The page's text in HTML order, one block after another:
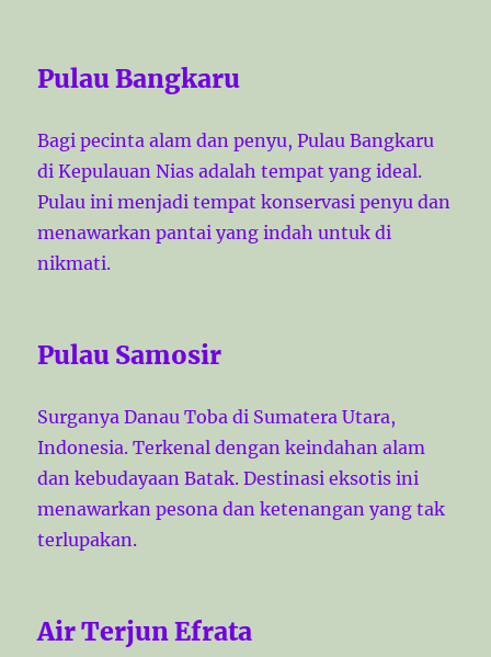
Pulau Bangkaru
Bagi pecinta alam dan penyu, Pulau Bangkaru
di Kepulauan Nias adalah tempat yang ideal.
Pulau ini menjadi tempat konservasi penyu dan
menawarkan pantai yang indah untuk di
nikmati.
Pulau Samosir
Surganya Danau Toba di Sumatera Utara,
Indonesia. Terkenal dengan keindahan alam
dan kebudayaan Batak. Destinasi eksotis ini
menawarkan pesona dan ketenangan yang tak
terlupakan.
Air Terjun Efrata